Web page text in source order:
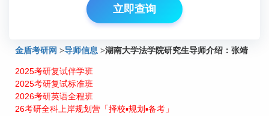
立即查询
金盾考研网 >导师信息 >湖南大学法学院研究生导师介绍：张靖
2025考研复试伴学班
2025考研复试标准班
2026考研英语全程班
26考研全科上岸规划营「择校▪规划▪备考」